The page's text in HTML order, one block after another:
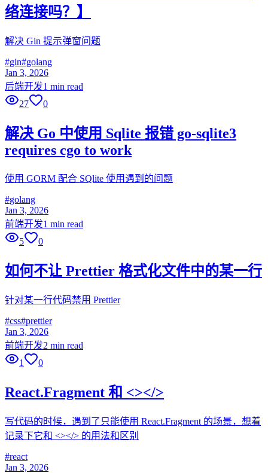
络连接吗？】
解决 Gin 提示弹窗问题
#gin#golang
Jan 3, 2026
后端开发1 min read
27
0
解决 Go 中使用 Sqlite 报错 go-sqlite3
requires cgo to work
使用 GORM 配合 SQlite 使用遇到的问题
#golang
Jan 3, 2026
前端开发1 min read
5
0
如何不让 Prettier 格式化文件中的某一行
针对某一行代码禁用 Prettier
#css#prettier
Jan 3, 2026
前端开发2 min read
1
0
React.Fragment 和 <></>
写代码的时候，遇到了只能使用 React.Fragment 的场景，想着
记录下它和 <></> 的用法和区别
#react
Jan 3, 2026